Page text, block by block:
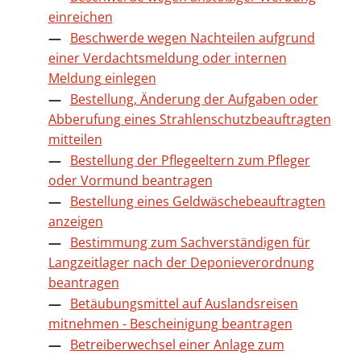
einreichen
Beschwerde wegen Nachteilen aufgrund
einer Verdachtsmeldung oder internen
Meldung einlegen
Bestellung, Änderung der Aufgaben oder
Abberufung eines Strahlenschutzbeauftragten
mitteilen
Bestellung der Pflegeeltern zum Pfleger
oder Vormund beantragen
Bestellung eines Geldwäschebeauftragten
anzeigen
Bestimmung zum Sachverständigen für
Langzeitlager nach der Deponieverordnung
beantragen
Betäubungsmittel auf Auslandsreisen
mitnehmen - Bescheinigung beantragen
Betreiberwechsel einer Anlage zum